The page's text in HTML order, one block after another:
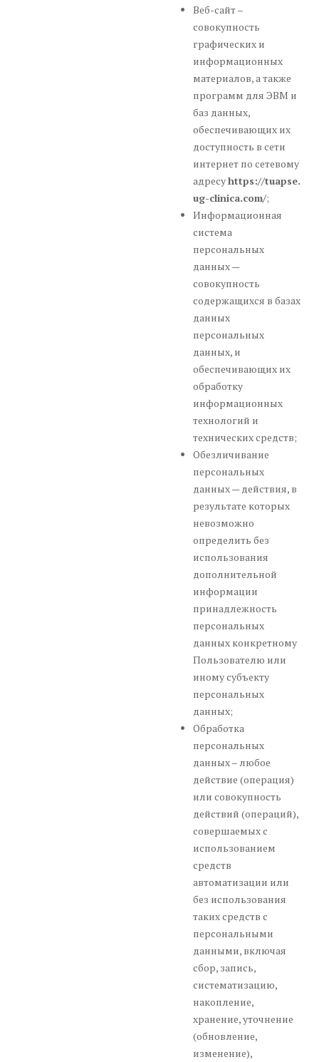
Веб-сайт –
совокупность
графических и
информационных
материалов, а также
программ для ЭВМ и
баз данных,
обеспечивающих их
доступность в сети
интернет по сетевому
адресуhttps://tuapse.
ug-clinica.com/;
Информационная
система
персональных
данных —
совокупность
содержащихся в базах
данных
персональных
данных, и
обеспечивающих их
обработку
информационных
технологий и
технических средств;
Обезличивание
персональных
данных — действия, в
результате которых
невозможно
определить без
использования
дополнительной
информации
принадлежность
персональных
данных конкретному
Пользователю или
иному субъекту
персональных
данных;
Обработка
персональных
данных – любое
действие (операция)
или совокупность
действий (операций),
совершаемых с
использованием
средств
автоматизации или
без использования
таких средств с
персональными
данными, включая
сбор, запись,
систематизацию,
накопление,
хранение, уточнение
(обновление,
изменение),